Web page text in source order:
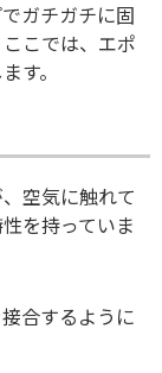
ガチガチに固
こでは、エポ
す。
空気に触れて
を持っていま
合するように